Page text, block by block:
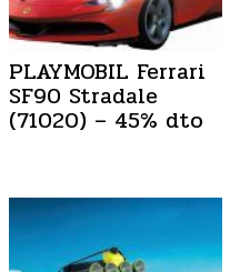
PLAYMOBIL Ferrari
SF90 Stradale
(71020) – 45% dto